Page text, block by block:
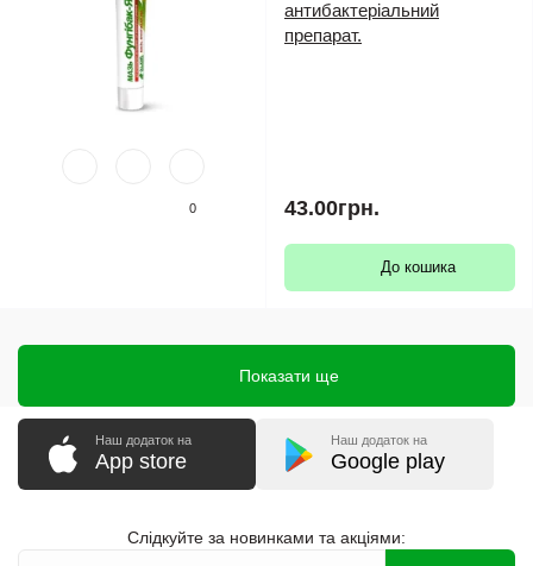
0
антибактеріальний
препарат.
43.00грн.
До кошика
Показати ще
Наш додаток на
App store
Наш додаток на
Google play
Слідкуйте за новинками та акціями: